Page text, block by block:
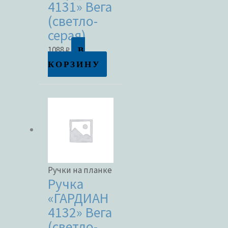
Метки товаров
4131» Вега
(светло-
серая)
1088₽
В
КОРЗИНУ
Ручки на планке
Ручка
«ГАРДИАН
4132» Вега